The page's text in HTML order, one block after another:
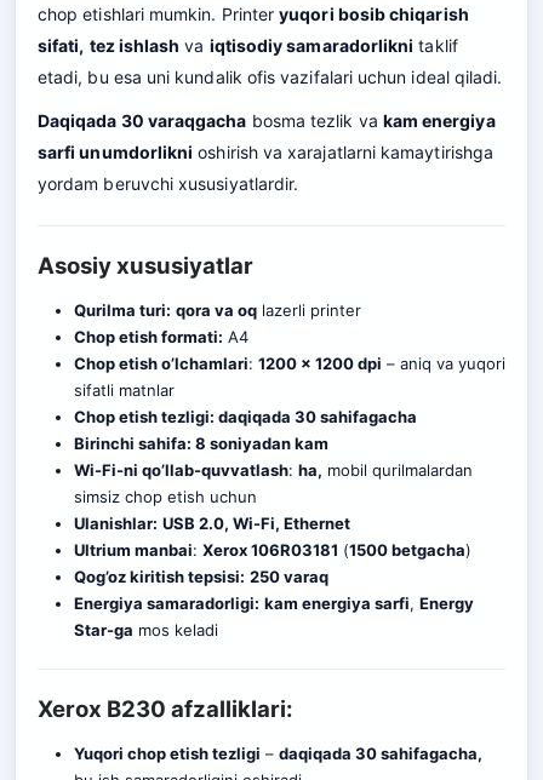
chop etishlari mumkin. Printeryuqori bosib chiqarish
sifati, tez ishlash va iqtisodiy samaradorlikni taklif
etadi, bu esa uni kundalik ofis vazifalari uchun ideal qiladi.
Daqiqada 30 varaqgacha bosma tezlik va kam energiya
sarfi unumdorlikni oshirish va xarajatlarni kamaytirishga
yordam beruvchi xususiyatlardir.
Asosiy xususiyatlar
Qurilma turi: qora va oqlazerli printer
Chop etish formati: A4
Chop etish o’lchamlari: 1200 × 1200 dpi – aniq va yuqori
sifatli matnlar
Chop etish tezligi: daqiqada 30 sahifagacha
Birinchi sahifa: 8 soniyadan kam
Wi-Fi-ni qo’llab-quvvatlash: ha, mobil qurilmalardan
simsiz chop etish uchun
Ulanishlar: USB 2.0, Wi-Fi, Ethernet
Ultrium manbai: Xerox 106R03181 (1500 betgacha)
Qog’oz kiritish tepsisi: 250 varaq
Energiya samaradorligi: kam energiya sarfi, Energy
Star-ga mos keladi
Xerox B230 afzalliklari:
Yuqori chop etish tezligi – daqiqada 30 sahifagacha,